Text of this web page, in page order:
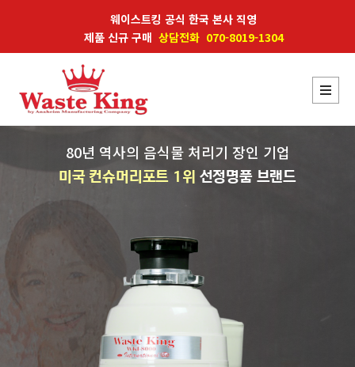
웨이스트킹 공식 한국 본사 직영
제품 신규 구매 상담전화 070-8019-1304
80년 역사의 음식물 처리기 장인 기업
미국 컨슈머리포트 1위 선정명품 브랜드